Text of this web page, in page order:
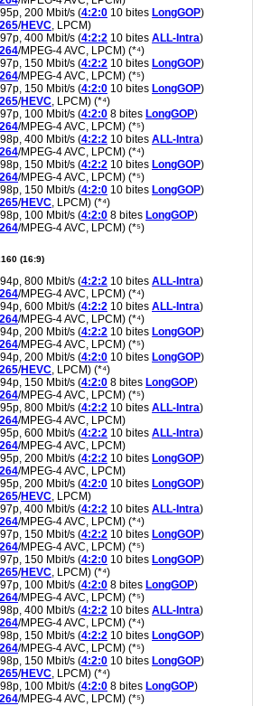
200 Mbit/s (4:2:0 10 bites LongGOP)
/HEVC , LPCM)
400 Mbit/s (4:2:2 10 bites ALL-Intra)
/MPEG-4 AVC, LPCM) (*⁴)
150 Mbit/s (4:2:2 10 bites LongGOP)
/MPEG-4 AVC, LPCM) (*⁵)
150 Mbit/s (4:2:0 10 bites LongGOP)
/HEVC , LPCM) (*⁴)
100 Mbit/s (4:2:0 8 bites LongGOP)
/MPEG-4 AVC, LPCM) (*⁵)
400 Mbit/s (4:2:2 10 bites ALL-Intra)
/MPEG-4 AVC, LPCM) (*⁴)
150 Mbit/s (4:2:2 10 bites LongGOP)
/MPEG-4 AVC, LPCM) (*⁵)
150 Mbit/s (4:2:0 10 bites LongGOP)
/HEVC , LPCM) (*⁴)
100 Mbit/s (4:2:0 8 bites LongGOP)
/MPEG-4 AVC, LPCM) (*⁵)
(16:9)
800 Mbit/s (4:2:2 10 bites ALL-Intra)
/MPEG-4 AVC, LPCM) (*⁴)
600 Mbit/s (4:2:2 10 bites ALL-Intra)
/MPEG-4 AVC, LPCM) (*⁴)
200 Mbit/s (4:2:2 10 bites LongGOP)
/MPEG-4 AVC, LPCM) (*⁵)
200 Mbit/s (4:2:0 10 bites LongGOP)
/HEVC , LPCM) (*⁴)
150 Mbit/s (4:2:0 8 bites LongGOP)
/MPEG-4 AVC, LPCM) (*⁵)
800 Mbit/s (4:2:2 10 bites ALL-Intra)
/MPEG-4 AVC, LPCM)
600 Mbit/s (4:2:2 10 bites ALL-Intra)
/MPEG-4 AVC, LPCM)
200 Mbit/s (4:2:2 10 bites LongGOP)
/MPEG-4 AVC, LPCM)
200 Mbit/s (4:2:0 10 bites LongGOP)
/HEVC , LPCM)
400 Mbit/s (4:2:2 10 bites ALL-Intra)
/MPEG-4 AVC, LPCM) (*⁴)
150 Mbit/s (4:2:2 10 bites LongGOP)
/MPEG-4 AVC, LPCM) (*⁵)
150 Mbit/s (4:2:0 10 bites LongGOP)
/HEVC , LPCM) (*⁴)
100 Mbit/s (4:2:0 8 bites LongGOP)
/MPEG-4 AVC, LPCM) (*⁵)
400 Mbit/s (4:2:2 10 bites ALL-Intra)
/MPEG-4 AVC, LPCM) (*⁴)
150 Mbit/s (4:2:2 10 bites LongGOP)
/MPEG-4 AVC, LPCM) (*⁵)
150 Mbit/s (4:2:0 10 bites LongGOP)
/HEVC , LPCM) (*⁴)
100 Mbit/s (4:2:0 8 bites LongGOP)
/MPEG-4 AVC, LPCM) (*⁵)